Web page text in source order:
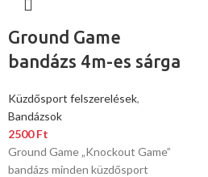
Ground Game
bandázs 4m-es sárga
Küzdősport felszerelések,
Bandázsok
2500Ft
Ground Game „Knockout Game”
bandázs minden küzdősport